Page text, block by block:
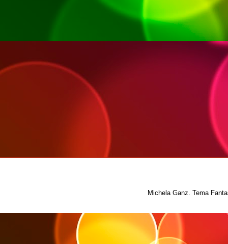
Michela Ganz. Tema